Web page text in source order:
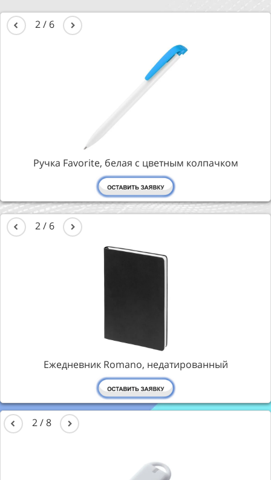
2/ 6
Ручка Favorite, белая с цветным колпачком
2/ 6
Ежедневник Romano, недатированный
2/ 8